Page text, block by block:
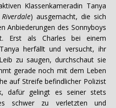
Klassenkameradin Tanya
Riverdale) ausgemacht, die sich
Anbiederungen des Sonnyboys
Erst als Charles bei einem
herfällt und versucht, ihr
zu saugen, durchschaut sie
gerade noch mit dem Leben
auf Streife befindlicher Polizist
dafür gelingt es seiner stets
schwer zu verletzten und